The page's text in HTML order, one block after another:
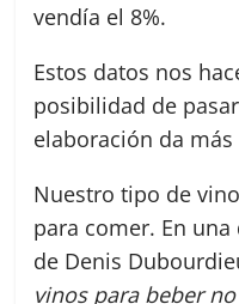
vendía el 8%.
Estos datos nos
posibilidad de
elaboración da
Nuestro tipo de vino
para comer. En
de Denis
vinos para beber